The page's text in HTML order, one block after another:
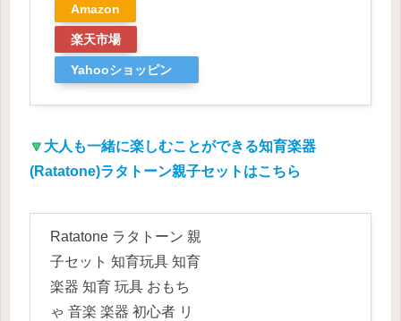
Amazon
楽天市場
Yahooショッピン
🔽 大人も一緒に楽しむことができる知育楽器
(Ratatone)ラタトーン親子セットはこちら
Ratatone ラタトーン 親
子セット 知育玩具 知育
楽器 知育 玩具 おもち
ゃ 音楽 楽器 初心者 リ